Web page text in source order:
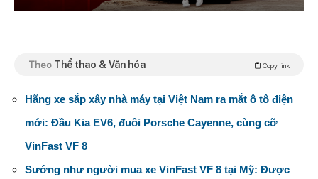
Theo Thể thao & Văn hóa Copy link
Hãng xe sắp xây nhà máy tại Việt Nam ra mắt ô tô điện
mới: Đầu Kia EV6, đuôi Porsche Cayenne, cùng cỡ
VinFast VF 8
Sướng như người mua xe VinFast VF 8 tại Mỹ: Được